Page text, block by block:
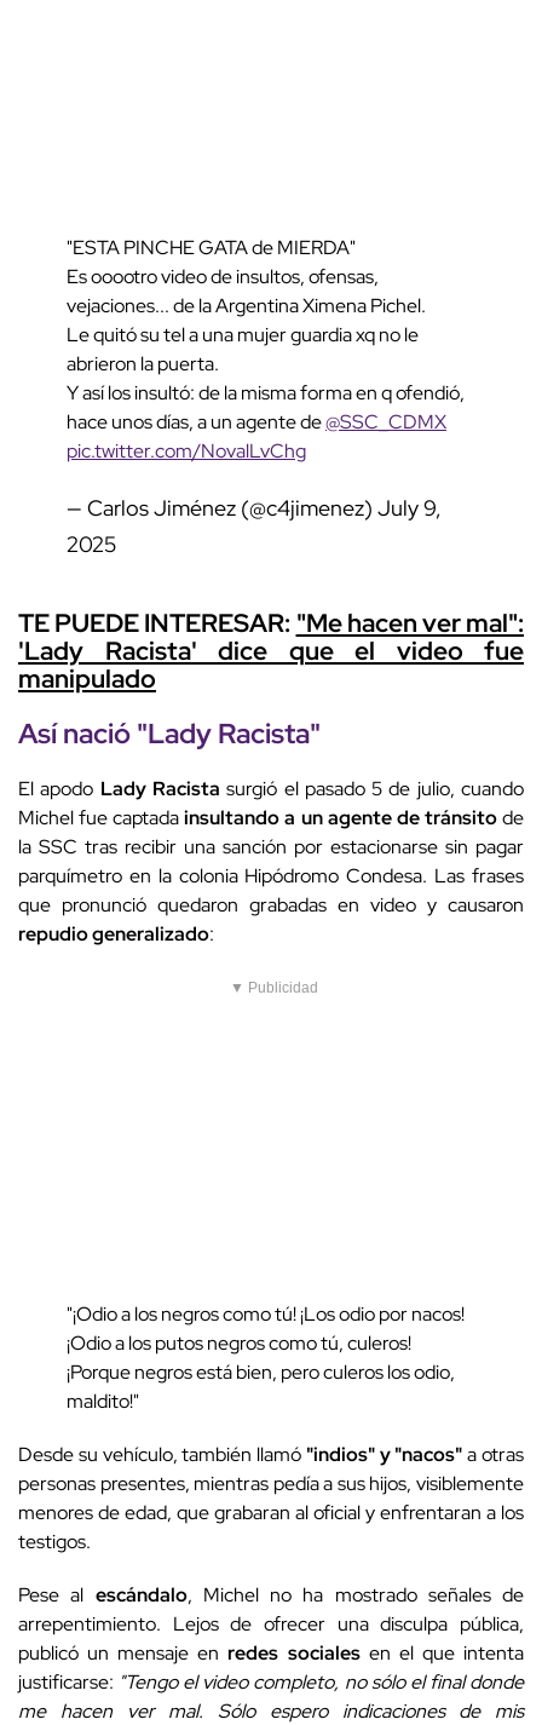
"ESTA PINCHE GATA de MIERDA"
Es ooootro video de insultos, ofensas,
vejaciones... de la Argentina Ximena Pichel.
Le quitó su tel a una mujer guardia xq no le
abrieron la puerta.
Y así los insultó: de la misma forma en q ofendió,
hace unos días, a un agente de@SSC_CDMX
pic.twitter.com/NovalLvChg
— Carlos Jiménez (@c4jimenez) July 9,
2025
TE PUEDE INTERESAR: "Me hacen ver mal":
'Lady Racista' dice que el video fue
manipulado
Así nació "Lady Racista"
El apodo Lady Racista surgió el pasado 5 de julio, cuando
Michel fue captadainsultando a un agente de tránsitode
la SSC tras recibir una sanción por estacionarse sin pagar
parquímetro en la colonia Hipódromo Condesa. Las frases
que pronunció quedaron grabadas en video y causaron
repudio generalizado:
▼ Publicidad
"¡Odio a los negros como tú! ¡Los odio por nacos!
¡Odio a los putos negros como tú, culeros!
¡Porque negros está bien, pero culeros los odio,
maldito!"
Desde su vehículo, también llamó "indios" y "nacos"a otras
personas presentes, mientras pedía a sus hijos, visiblemente
menores de edad, que grabaran al oficial y enfrentaran a los
testigos.
Pese al escándalo, Michel no ha mostrado señales de
arrepentimiento. Lejos de ofrecer una disculpa pública,
publicó un mensaje enredes socialesen el que intenta
justificarse: "Tengo el video completo, no sólo el final donde
me hacen ver mal. Sólo espero indicaciones de mis